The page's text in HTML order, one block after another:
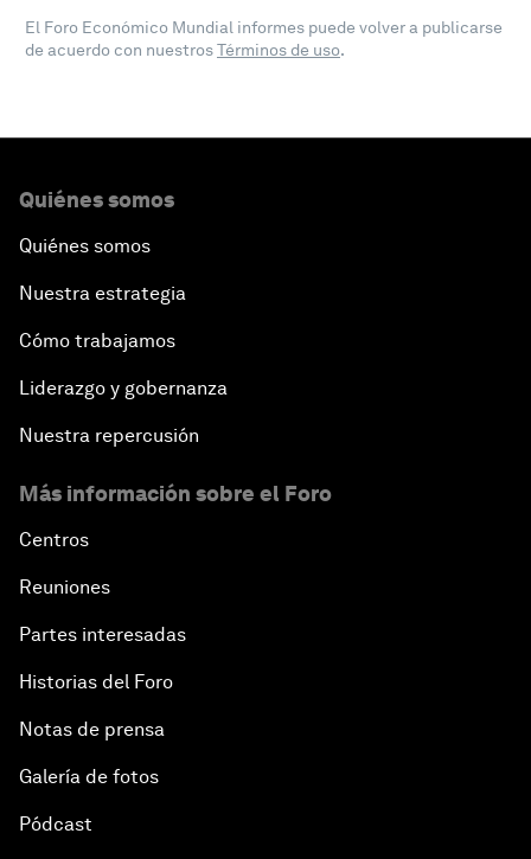
El Foro Económico Mundial informes puede volver a publicarse
de acuerdo con nuestrosTérminos de uso.
Quiénes somos
Quiénes somos
Nuestra estrategia
Cómo trabajamos
Liderazgo y gobernanza
Nuestra repercusión
Más información sobre el Foro
Centros
Reuniones
Partes interesadas
Historias del Foro
Notas de prensa
Galería de fotos
Pódcast